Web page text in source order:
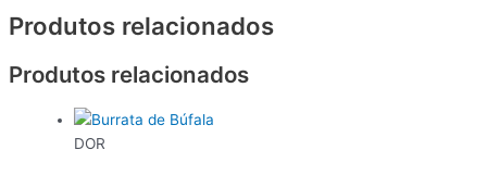
Produtos relacionados
Produtos relacionados
DOR